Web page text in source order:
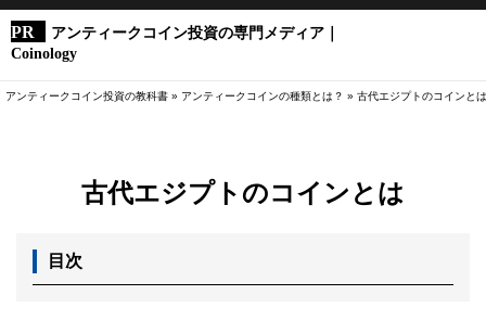
アンティークコイン投資の専門メディア｜
Coinology
アンティークコイン投資の教科書 » アンティークコインの種類とは？ » 古代エジプトのコインとは
古代エジプトのコインとは
目次